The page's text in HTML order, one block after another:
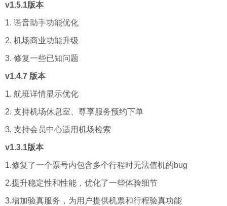
v1.5.1版本
1. 语音助手功能优化
2. 机场商业功能升级
3. 修复一些已知问题
v1.4.7 版本
1. 航班详情显示优化
2. 支持机场休息室、尊享服务预约下单
3. 支持会员中心适用机场检索
v1.3.1版本
1.修复了一个票号内包含多个行程时无法值机的bug
2.提升稳定性和性能，优化了一些体验细节
3.增加验真服务，为用户提供机票和行程验真功能